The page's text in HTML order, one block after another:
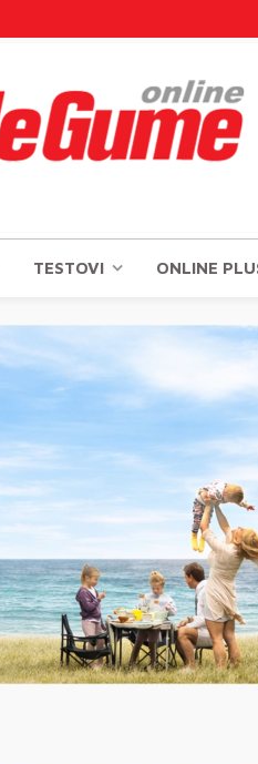
TESTOVI ONLINE